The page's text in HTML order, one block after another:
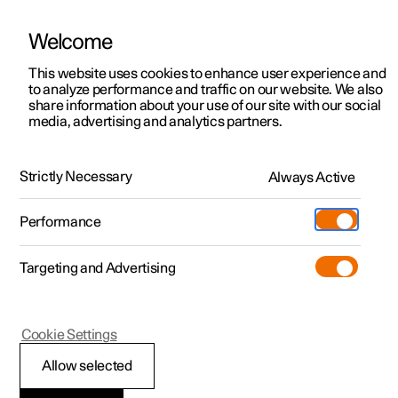
Polestar 2
Polestar 3
Polestar 4
Lading
Butikk
Mer
Bli bedre kjent med Polestar 2
Prøvekjøring
Tilgjengelige biler
Konfigurer
Bli bedre kjent med Polestar 3
Prøvekjøring
Tilgjengelige biler
Konfigurer
Bli bedre kjent med Polestar 4
Prøvekjøring
Tilgjengelige biler
Konfigurer
Bli bedre kjent med Polestar 5
Lær om lading
Ladenettverk
Kampanjer
Tilgjengelige biler
Pre-owned
Prøvekjøring
Extras
Additionals
Bedrift & firmabiler
Slik kjøper du
Support
Servicelokasjoner
Eierskap
Lokasjoner
Bærekraft
Nyheter
Support
Kundestøtte
for Polestar 3
Spørsmålskategorier
Polestar 3 – Digital
Extras
Welcome
This website uses cookies to enhance user experience and
to analyze performance and traffic on our website. We also
share information about your use of our site with our social
media, advertising and analytics partners.
Strictly Necessary Always Active
Performance
Targeting and Advertising
Allow selected
Cookie Settings